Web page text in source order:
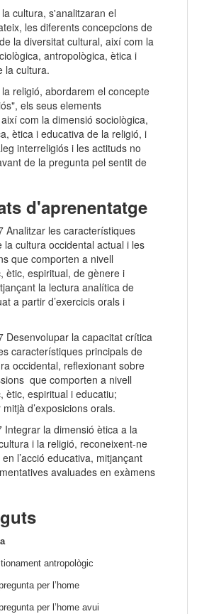
cultura, s'analitzaran el
les diferents concepcions de
la diversitat cultural, així com la
antropològica, ètica i
la cultura.
religió, abordarem el concepte
els seus elements
com la dimensió sociològica,
ètica i educativa de la religió, i
interreligiós i les actituds no
de la pregunta pel sentit de
d'aprenentatge
Analitzar les característiques
la cultura occidental actual i les
que comporten a nivell
ètic, espiritual, de gènere i
la lectura analítica de
a partir d’exercicis orals i
Desenvolupar la capacitat crítica
característiques principals de
occidental, reflexionant sobre
que comporten a nivell
ètic, espiritual i educatiu;
d’exposicions orals.
Integrar la dimensió ètica a la
i la religió, reconeixent-ne
l’acció educativa, mitjançant
avaluades en exàmens
antropològic
per l’home
per l’home avui